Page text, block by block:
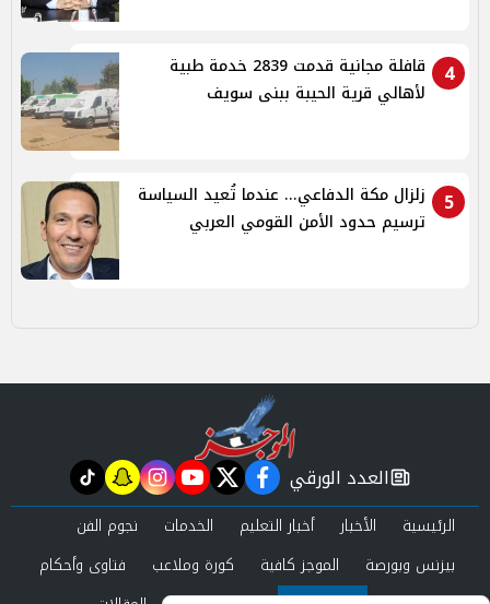
4
قافلة مجانية قدمت 2839 خدمة طبية
لأهالي قرية الحيبة ببنى سويف
5
زلزال مكة الدفاعي... عندما تُعيد السياسة
ترسيم حدود الأمن القومي العربي
newspaper
العدد الورقي facebook
twitter
youtube
instagram
snapchat
tiktok
الرئيسية الأخبار أخبار التعليم الخدمات
نجوم الفن
بيزنس وبورصة
الموجز كافية كورة وملاعب
فتاوى وأحكام